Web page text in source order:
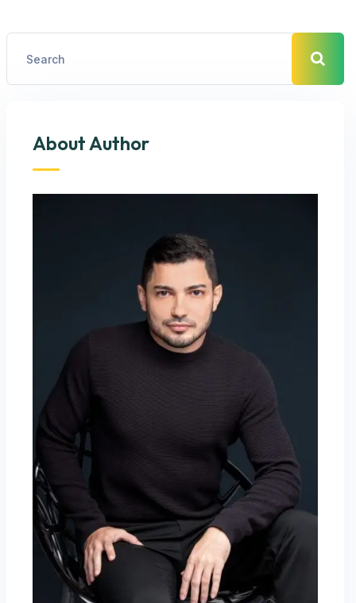
About Author